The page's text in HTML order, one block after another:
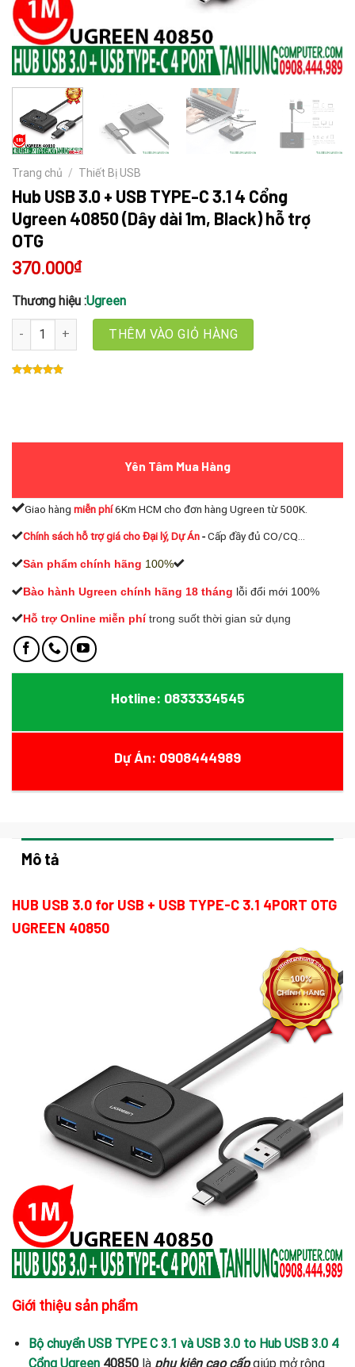
Trang chủ / Thiết Bị USB
Hub USB 3.0 + USB TYPE-C 3.1 4 Cổng
Ugreen 40850 (Dây dài 1m, Black) hỗ trợ
OTG
370.000₫
Thương hiệu :Ugreen
Hub USB 3.0 + USB TYPE-C 3.1 4 Cổng Ugreen 40850 (Dây dài
THÊM VÀO GIỎ HÀNG
Yên Tâm Mua Hàng
Giao hàng miễn phí6Km HCM cho đơn hàng Ugreen từ 500K.
Chính sách hỗ trợ giá cho Đại lý, Dự Án-Cấp đầy đủ CO/CQ...
Sản phẩm chính hãng 100%
Bào hành Ugreen chính hãng 18 tháng lỗi đổi mới 100%
Hỗ trợ Online miễn phí trong suốt thời gian sử dụng
Hotline: 0833334545
Dự Án: 0908444989
Mô tả
HUB USB 3.0 for USB + USB TYPE-C 3.1 4PORT OTG
UGREEN 40850
Giới thiệu sản phẩm
Bộ chuyển USB TYPE C 3.1 và USB 3.0 to Hub USB 3.0 4
Cổng Ugreen 40850làphụ kiện cao cấpgiúp mở rộng